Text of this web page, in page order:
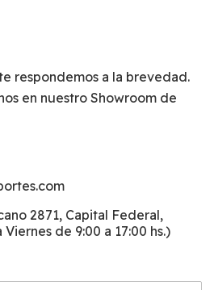
respondemos a la brevedad.
en nuestro Showroom de
2871, Capital Federal,
de 9:00 a 17:00 hs.)